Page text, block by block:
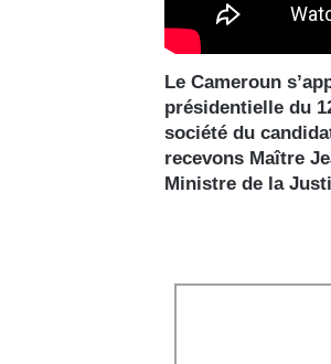
Le Cameroun
présidentielle du
société du
recevons Maître
Ministre de la